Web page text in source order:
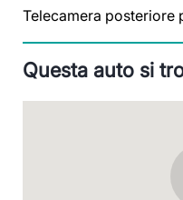
Telecamera posteriore
Questa auto si